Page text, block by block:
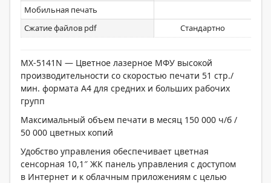
Мобильная печать
Сжатие файлов pdf
Стандартно
MX-5141N — Цветное лазерное МФУ высокой
производительности со скоростью печати 51 стр./
мин. формата А4 для средних и больших рабочих
групп
Максимальный объем печати в месяц 150 000 ч/б /
50 000 цветных копий
Удобство управления обеспечивает цветная
сенсорная 10,1″ ЖК панель управления с доступом
в Интернет и к облачным приложениям с целью